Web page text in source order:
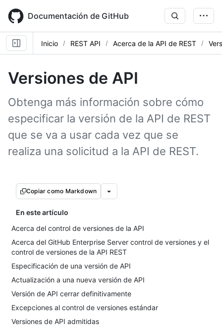
main
content
Documentación de GitHub
Inicio REST API Acerca de la API de REST
Versiones de API
Obtenga más información sobre cómo
especificar la versión de la API de REST
que se va a usar cada vez que se
realiza una solicitud a la API de REST.
Copiar como Markdown
En este artículo
Acerca del control de versiones de la API
Acerca del GitHub Enterprise Server control de versiones y el
control de versiones de la API REST
Especificación de una versión de API
Actualización a una nueva versión de API
Versión de API cerrar definitivamente
Excepciones al control de versiones estándar
Versiones de API admitidas